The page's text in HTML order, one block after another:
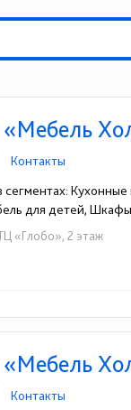
Контакты
для детей,
«Глобо», 2 этаж
Контакты